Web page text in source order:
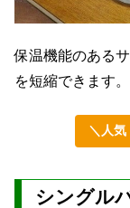
保温機能のある
を短縮できます。
＼人気
シングル